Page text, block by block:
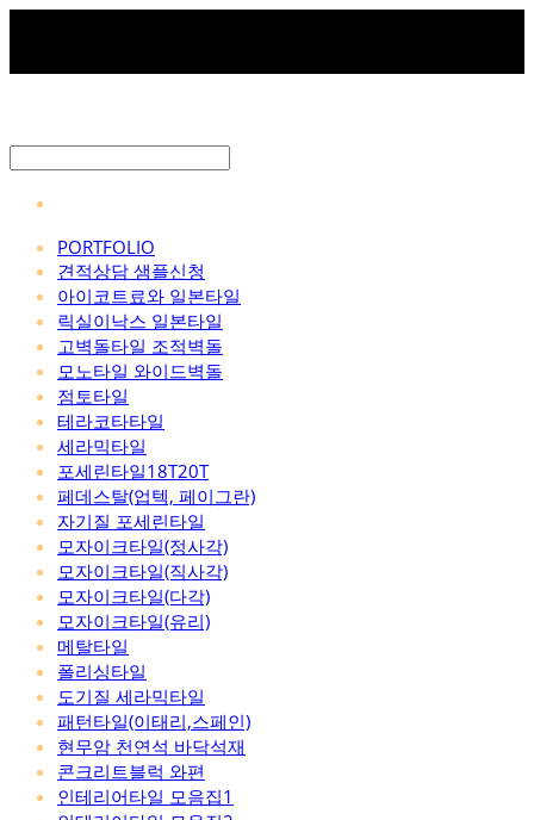
PORTFOLIO
견적상담 샘플신청
아이코트료와 일본타일
릭실이낙스 일본타일
고벽돌타일 조적벽돌
모노타일 와이드벽돌
점토타일
테라코타타일
세라믹타일
포세린타일18T20T
페데스탈(업텍, 페이그란)
자기질 포세린타일
모자이크타일(정사각)
모자이크타일(직사각)
모자이크타일(다각)
모자이크타일(유리)
메탈타일
폴리싱타일
도기질 세라믹타일
패턴타일(이태리,스페인)
현무암 천연석 바닥석재
콘크리트블럭 와편
인테리어타일 모음집1